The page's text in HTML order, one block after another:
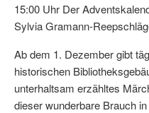
15:00 Uhr Der
Sylvia Gramann-
Ab dem 1. Dezember gibt
historischen
unterhaltsam erzähltes
dieser wunderbare Brauch